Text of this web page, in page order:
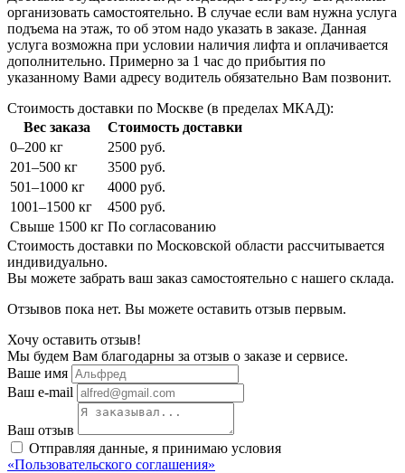
организовать самостоятельно. В случае если вам нужна услуга
подъема на этаж, то об этом надо указать в заказе. Данная
услуга возможна при условии наличия лифта и оплачивается
дополнительно. Примерно за 1 час до прибытия по
указанному Вами адресу водитель обязательно Вам позвонит.
Стоимость доставки по Москве (в пределах МКАД):
Вес заказа
Стоимость доставки
0–200 кг
2500 руб.
201–500 кг
3500 руб.
501–1000 кг
4000 руб.
1001–1500 кг
4500 руб.
Свыше 1500 кг По согласованию
Стоимость доставки по Московской области рассчитывается
индивидуально.
Вы можете забрать ваш заказ самостоятельно с нашего склада.
Отзывов пока нет. Вы можете оставить отзыв первым.
Хочу оставить отзыв!
Мы будем Вам благодарны за отзыв о заказе и сервисе.
Ваше имя
Ваш e-mail
Ваш отзыв
Отправляя данные, я принимаю условия
«Пользовательского соглашения»